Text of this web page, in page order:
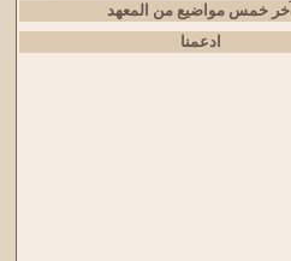
آخر خمس مواضيع من المعهد
ادعمنا